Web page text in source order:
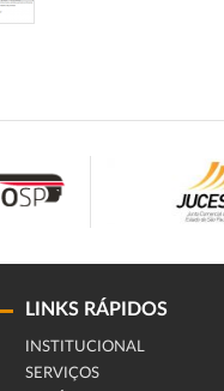
LINKS RÁPIDOS
INSTITUCIONAL
SERVIÇOS